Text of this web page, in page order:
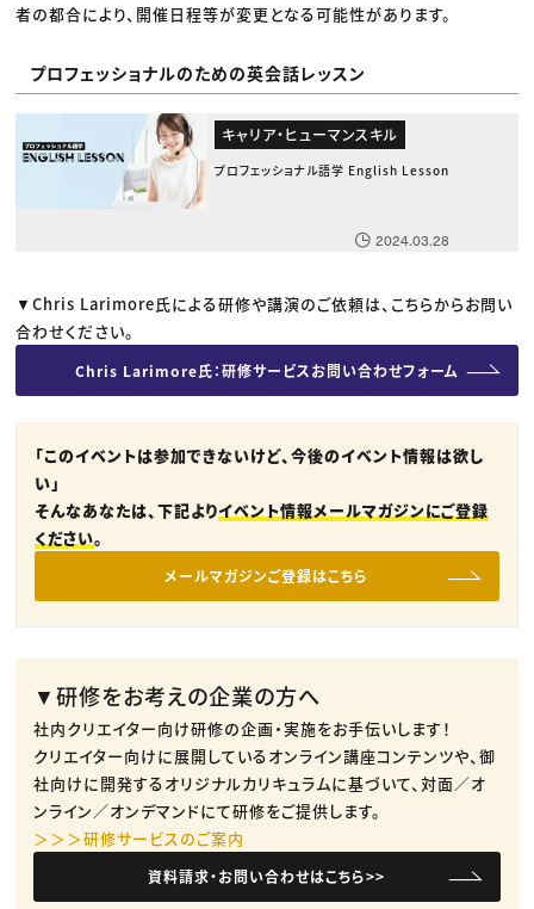
者の都合により、開催日程等が変更となる可能性があります。
プロフェッショナルのための英会話レッスン
キャリア・ヒューマンスキル
プロフェッショナル語学 English Lesson
2024.03.28
▼Chris Larimore氏による研修や講演のご依頼は、こちらからお問い
合わせください。
Chris Larimore氏：研修サービスお問い合わせフォーム
「このイベントは参加できないけど、今後のイベント情報は欲し
い」
そんなあなたは、下記よりイベント情報メールマガジンにご登録
ください。
メールマガジンご登録はこちら
▼研修をお考えの企業の方へ
社内クリエイター向け研修の企画・実施をお手伝いします！
クリエイター向けに展開しているオンライン講座コンテンツや、御
社向けに開発するオリジナルカリキュラムに基づいて、対面／オ
ンライン／オンデマンドにて研修をご提供します。
＞＞＞研修サービスのご案内
資料請求・お問い合わせはこちら>>